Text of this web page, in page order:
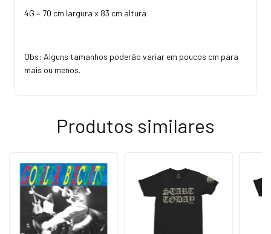
4G = 70 cm largura x 83 cm altura
Obs: Alguns tamanhos poderão variar em poucos cm para
mais ou menos.
Produtos similares